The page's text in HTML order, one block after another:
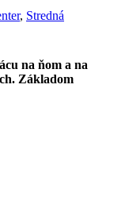
, Stredná
na ňom a na
Základom